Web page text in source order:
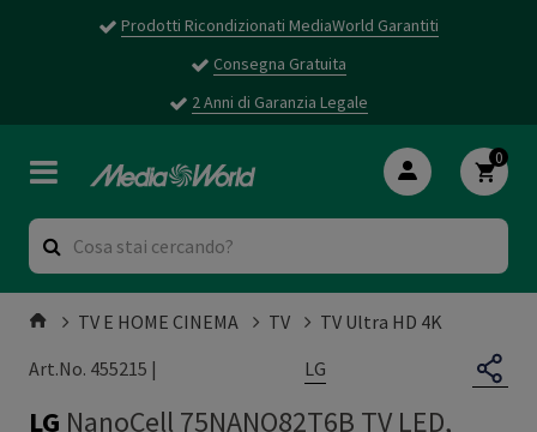
Prodotti Ricondizionati MediaWorld Garantiti
Consegna Gratuita
2 Anni di Garanzia Legale
0
TV E HOME CINEMA TV
TV Ultra HD 4K
Art.No. 455215 |
LG
LG NanoCell 75NANO82T6B TV LED,